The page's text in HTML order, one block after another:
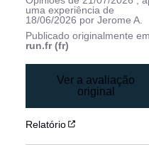
uma experiência de
18/06/2026 porJerome A.
Publicado originalmente
run.fr (fr)
Ver a avaliação
original
Relatório